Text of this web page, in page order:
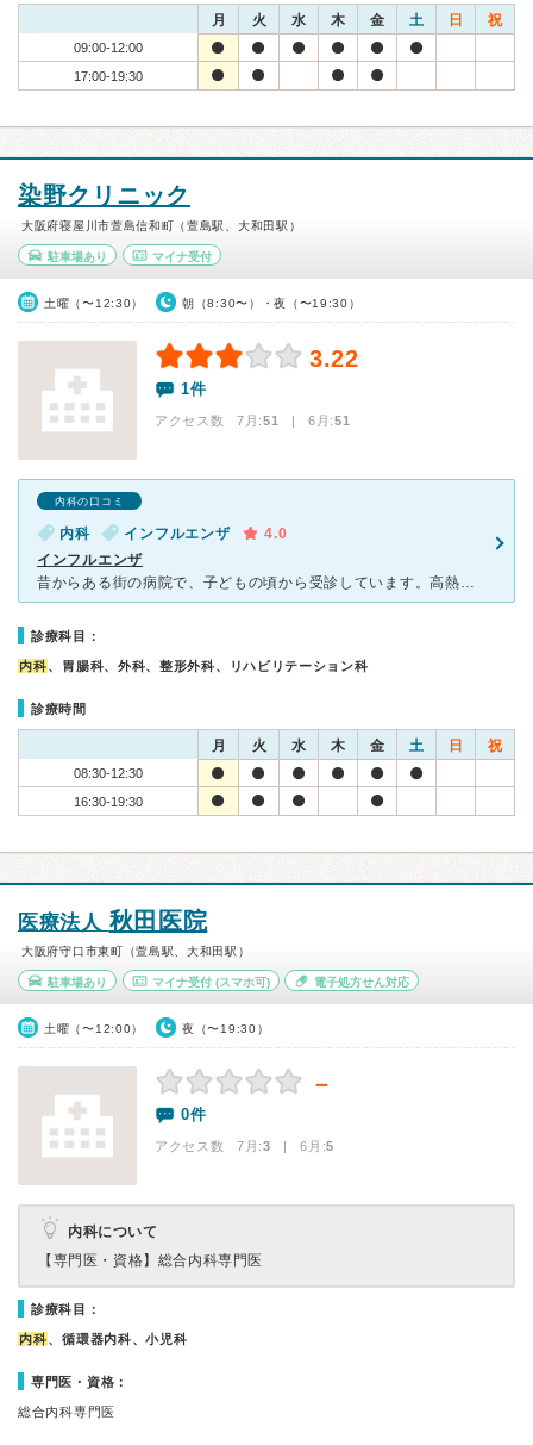
月 火 水 木 金 土 日 祝
09:00-12:00
17:00-19:30
染野クリニック
大阪府寝屋川市萱島信和町（萱島駅、大和田駅）
駐車場あり マイナ受付
土曜（〜12:30） 朝（8:30〜）・夜（〜19:30）
3.22
1件
アクセス数 7月:51 | 6月:51
内科の口コミ
内科 インフルエンザ
4.0
インフルエンザ
昔からある街の病院で、子どもの頃から受診しています。高熱がでて、インフルエンザの時はすぐに検査をして下さり、薬を処方していただきました。年配の方も多いのですが、受付の方もとても丁寧に接していますし、子
診療科目：
内科、胃腸科、外科、整形外科、リハビリテーション科
診療時間
月 火 水 木 金 土 日 祝
08:30-12:30
16:30-19:30
医療法人 秋田医院
大阪府守口市東町（萱島駅、大和田駅）
駐車場あり マイナ受付(スマホ可) 電子処方せん対応
土曜（〜12:00） 夜（〜19:30）
－
0件
アクセス数 7月:3 | 6月:5
内科について
【専門医・資格】 総合内科専門医
診療科目：
内科、循環器内科、小児科
専門医・資格：
総合内科専門医